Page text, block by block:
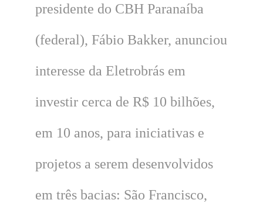
presidente do CBH Paranaíba
(federal), Fábio Bakker, anunciou
interesse da Eletrobrás em
investir cerca de R$ 10 bilhões,
em 10 anos, para iniciativas e
projetos a serem desenvolvidos
em três bacias: São Francisco,